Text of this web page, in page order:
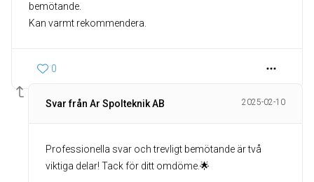
bemötande.
Kan varmt rekommendera.
0
Svar från Ar Spolteknik AB 2025-02-10
Professionella svar och trevligt bemötande är två
viktiga delar! Tack för ditt omdöme.🌟